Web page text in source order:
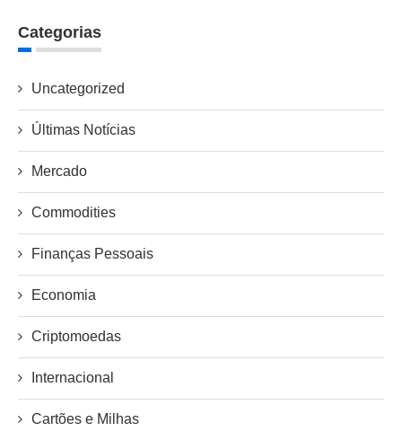
Categorias
Uncategorized
Últimas Notícias
Mercado
Commodities
Finanças Pessoais
Economia
Criptomoedas
Internacional
Cartões e Milhas